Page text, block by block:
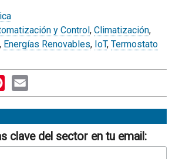
y Control , Climatización,
Energías Renovables, IoT, Termostato
Pinterest
clave del sector en tu email: